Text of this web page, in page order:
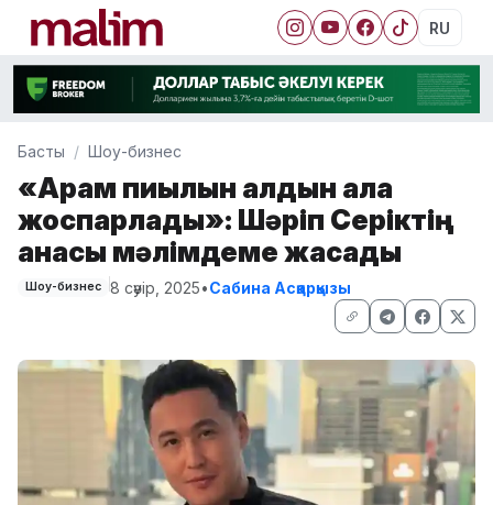
RU
Басты Шоу-бизнес
«Арам пиғылын алдын ала
жоспарлады»: Шәріп Серіктің
анасы мәлімдеме жасады
Шоу-бизнес 8 сәуір, 2025•Сабина Асқарқызы